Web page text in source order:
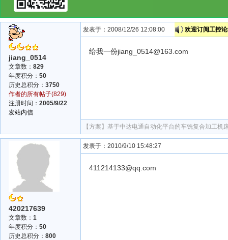
jiang_0514
文章数： 829
年度积分： 50
历史总积分： 3750
作者的所有帖子(829)
注册时间： 2005/9/22
发站内信
发表于：2008/12/26 12:08:00 欢迎订阅工控
给我一份jiang_0514@163.com
【方案】 基于中达电通自动化平台的车铣复合加工机
420217639
文章数： 1
年度积分： 50
历史总积分： 800
发表于：2010/9/10 15:48:27
411214133@qq.com